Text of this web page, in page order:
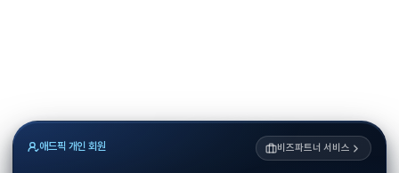
애드픽 개인 회원 비즈파트너 서비스